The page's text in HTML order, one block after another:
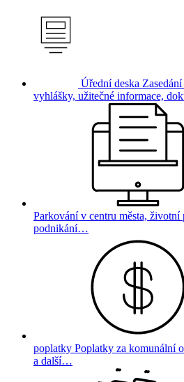
Úřední deska
vyhlášky, užitečné informace,
Parkování v centru města, životní
podnikání…
poplatky Poplatky za komunální
a další…